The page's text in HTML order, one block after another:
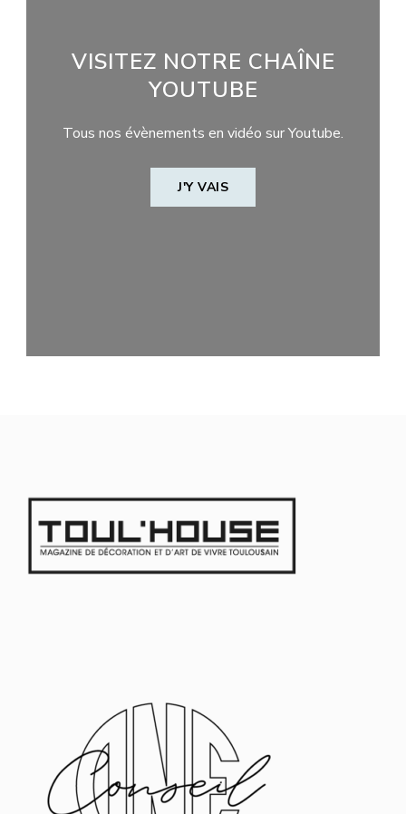
VISITEZ NOTRE CHAÎNE
YOUTUBE
Tous nos évènements en vidéo sur Youtube.
J'Y VAIS